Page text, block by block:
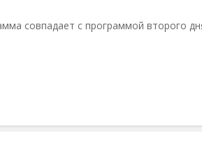
совпадает с программой второго